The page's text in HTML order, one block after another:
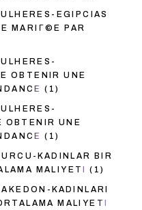
EGIPCIAS
MARIГ©E PAR
OBTENIR UNE
(1)
OBTENIR UNE
(1)
KADINLAR BIR
MALIYETI (1)
KADINLARI
MALIYETI